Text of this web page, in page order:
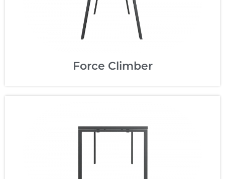
Force Climber
Force Climber